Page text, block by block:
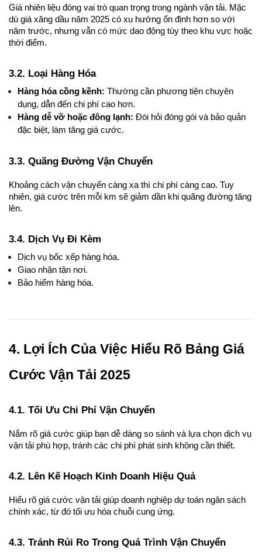
Giá nhiên liệu đóng vai trò quan trọng trong ngành vận tải. Mặc
dù giá xăng dầu năm 2025 có xu hướng ổn định hơn so với
năm trước, nhưng vẫn có mức dao động tùy theo khu vực hoặc
thời điểm.
3.2. Loại Hàng Hóa
Hàng hóa cồng kềnh: Thường cần phương tiện chuyên
dụng, dẫn đến chi phí cao hơn.
Hàng dễ vỡ hoặc đông lạnh: Đòi hỏi đóng gói và bảo quản
đặc biệt, làm tăng giá cước.
3.3. Quãng Đường Vận Chuyển
Khoảng cách vận chuyển càng xa thì chi phí càng cao. Tuy
nhiên, giá cước trên mỗi km sẽ giảm dần khi quãng đường tăng
lên.
3.4. Dịch Vụ Đi Kèm
Dịch vụ bốc xếp hàng hóa.
Giao nhận tận nơi.
Bảo hiểm hàng hóa.
4. Lợi Ích Của Việc Hiểu Rõ Bảng Giá
Cước Vận Tải 2025
4.1. Tối Ưu Chi Phí Vận Chuyển
Nắm rõ giá cước giúp bạn dễ dàng so sánh và lựa chọn dịch vụ
vận tải phù hợp, tránh các chi phí phát sinh không cần thiết.
4.2. Lên Kế Hoạch Kinh Doanh Hiệu Quả
Hiểu rõ giá cước vận tải giúp doanh nghiệp dự toán ngân sách
chính xác, từ đó tối ưu hóa chuỗi cung ứng.
4.3. Tránh Rủi Ro Trong Quá Trình Vận Chuyển